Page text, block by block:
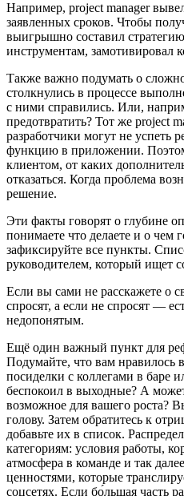
Например, project manager
заявленных сроков. Чтобы
выигрышно составил
инструментам, замотивировал
Также важно подумать о
столкнулись в процессе
с ними справились. Или,
предотвратить? Тот же project
разработчики могут не успеть
функцию в приложении.
клиентом, от каких
отказаться. Когда проблема
решение.
Эти факты говорят о глубине
понимаете что делаете и о чем
зафиксируйте все пункты.
руководителем, который ищет
Если вы сами не расскажете о
спросят, а если не спросят —
недопонятым.
Ещё один важный пункт для
Подумайте, что вам нравилось
посиделки с коллегами в баре
беспокоил в выходные? А
возможное для вашего роста?
голову. Затем обратитесь к
добавьте их в список.
категориям: условия работы,
атмосфера в команде и так
ценностями, которые
соцсетях. Если бо́льшая часть